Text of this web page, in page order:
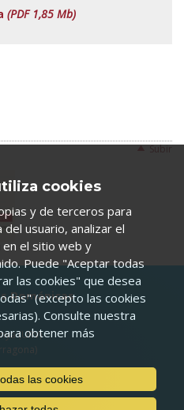
(PDF 1,85 Mb)
Subir
Románicas
(URV)
cookies
y de terceros para
usuario, analizar el
el sitio web y
Puede "Aceptar todas
las cookies" que desea
(excepto las cookies
Consulte nuestra
obtener más
las cookies